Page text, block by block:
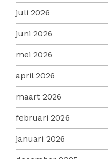
juli 2026
juni 2026
mei 2026
april 2026
maart 2026
februari 2026
januari 2026